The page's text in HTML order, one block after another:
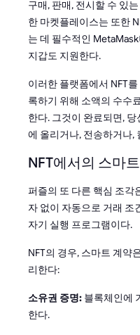
구매, 판매, 전시할 수 있
한 마켓플레이스는 또한
는 데 필수적인
지갑도 지원한다.
이러한 플랫폼에서 NFT
록하기 위해 소액의 수수
한다. 그것이 완료되면,
에 올리거나, 전송하거나,
NFT에서의 스마
퍼즐의 또 다른 핵심 조각
자 없이 자동으로 거래 조
자기 실행 프로그램이다.
NFT의 경우, 스마트 계약
리한다:
소유권 증명: 블록체인에
한다.